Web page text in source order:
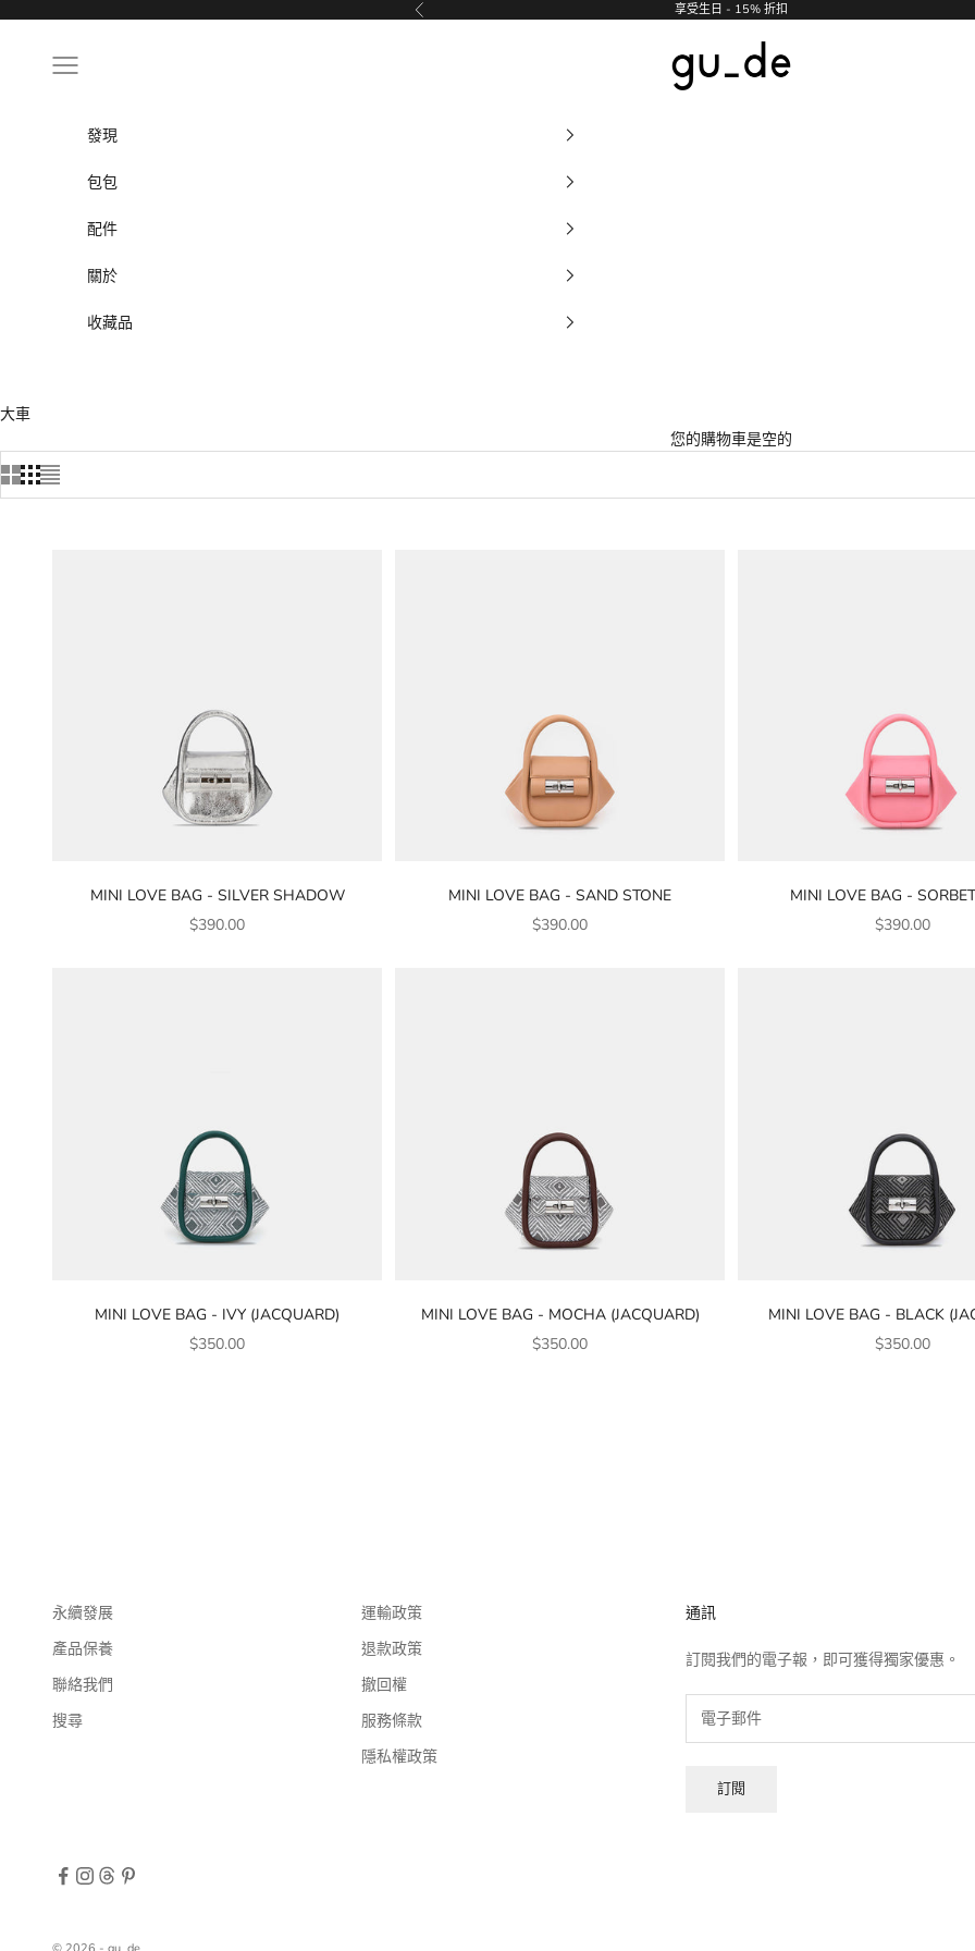
以前的 享受生日 - 15% 折扣
gu_de
導航選單
發現
包包
配件
關於
收藏品
大車
您的購物車是空的
MINI LOVE BAG - SILVER SHADOW
銷售價格
$390.00
MINI LOVE BAG - SAND STONE
銷售價格
$390.00
MINI LOVE BAG -
銷售價格
$390.00
MINI LOVE BAG - IVY (JACQUARD)
銷售價格
$350.00
MINI LOVE BAG - MOCHA (JACQUARD)
銷售價格
$350.00
MINI LOVE BAG - BLACK
銷售價格
$350.00
永續發展
產品保養
聯絡我們
搜尋
運輸政策
退款政策
撤回權
服務條款
隱私權政策
通訊
訂閱我們的電子報，即可獲得獨家優惠。
訂閱